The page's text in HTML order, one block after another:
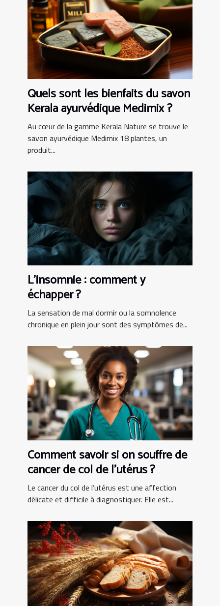
Quels sont les bienfaits du savon
Kerala ayurvédique Medimix ?
Au cœur de la gamme Kerala Nature se trouve le
savon ayurvédique Medimix 18 plantes, un
produit...
L’insomnie : comment y
échapper ?
La sensation de mal dormir ou la somnolence
chronique en plein jour sont des symptômes de...
Comment savoir si on souffre de
cancer de col de l’utérus ?
Le cancer du col de l’utérus est une affection
délicate et difficile à diagnostiquer. Elle est...